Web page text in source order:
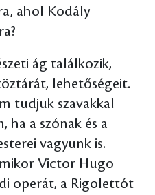
ahol Kodály
ág találkozik,
lehetőségeit.
tudjuk szavakkal
ha a szónak és a
vagyunk is.
Victor Hugo
operát, a Rigolettót